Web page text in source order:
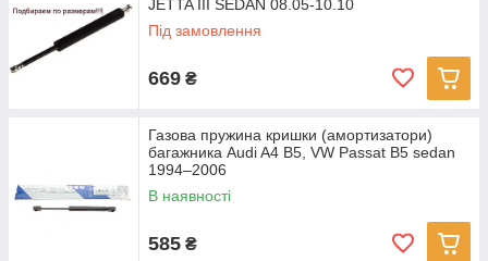
JETTA III SEDAN 08.05-10.10
Під замовлення
669 ₴
Газова пружина кришки (амортизатори)
багажника Audi A4 B5, VW Passat B5 sedan
1994–2006
В наявності
585 ₴